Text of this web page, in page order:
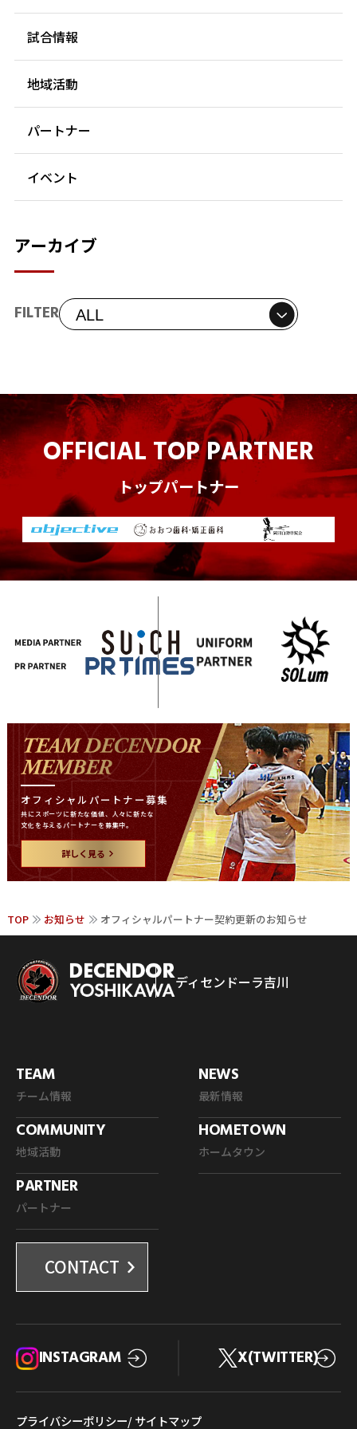
試合情報
地域活動
パートナー
イベント
アーカイブ
FILTER
OFFICIAL TOP PARTNER
トップパートナー
オフィシャルパートナー募集
共にスポーツに新たな価値、
人々に新たな
文化を与える パートナーを募集中。
詳しく見る
TOP お知らせ オフィシャルパートナー契約更新のお知らせ
ディセンドーラ吉川
TEAM
チーム情報
NEWS
最新情報
COMMUNITY
地域活動
HOMETOWN
ホームタウン
PARTNER
パートナー
CONTACT
INSTAGRAM X(TWITTER)
プライバシーポリシー/ サイトマップ